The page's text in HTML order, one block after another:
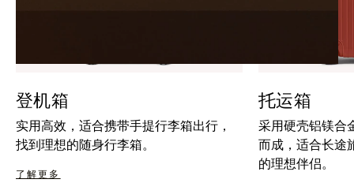
登机箱
实用高效，适合携带手提行李箱出行，
找到理想的随身行李箱。
了解更多
托运箱
采用硬壳铝镁合
而成，适合长途
的理想伴侣。